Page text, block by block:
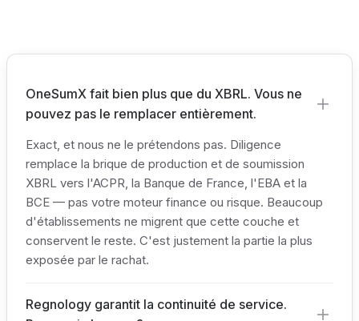
OneSumX fait bien plus que du XBRL. Vous ne
pouvez pas le remplacer entièrement.
Exact, et nous ne le prétendons pas. Diligence
remplace la brique de production et de soumission
XBRL vers l'ACPR, la Banque de France, l'EBA et la
BCE — pas votre moteur finance ou risque. Beaucoup
d'établissements ne migrent que cette couche et
conservent le reste. C'est justement la partie la plus
exposée par le rachat.
Regnology garantit la continuité de service.